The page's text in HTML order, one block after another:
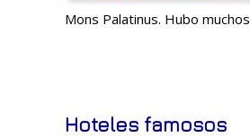
Mons Palatinus. Hubo
Hoteles famosos